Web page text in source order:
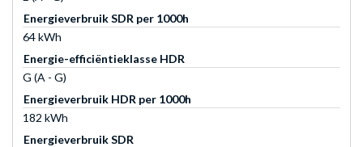
Energieverbruik SDR per 1000h
64 kWh
Energie-efficiëntieklasse HDR
G (A - G)
Energieverbruik HDR per 1000h
182 kWh
Energieverbruik SDR